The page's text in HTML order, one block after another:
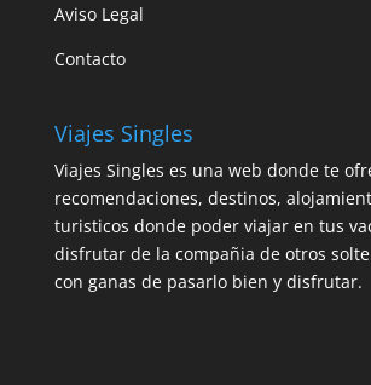
Aviso Legal
Contacto
Viajes Singles
Viajes Singles es una web donde te
recomendaciones, destinos,
turisticos donde poder viajar en tus
disfrutar de la compañia de otros
con ganas de pasarlo bien y disfrutar.